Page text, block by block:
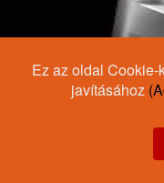
Ez az oldal
javításához